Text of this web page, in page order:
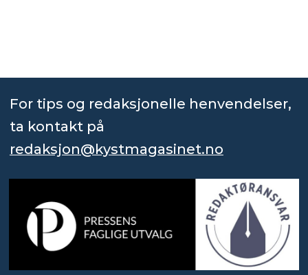
For tips og redaksjonelle henvendelser,
ta kontakt på
redaksjon@kystmagasinet.no